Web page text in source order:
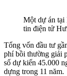
Một dự án tại
tin điện tử
Tổng vốn đầu tư
phí bồi thường giải
số dự kiến 45.000
dựng trong 11 năm.